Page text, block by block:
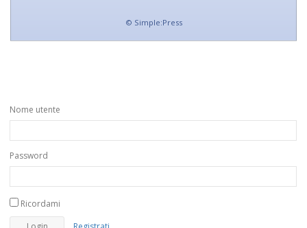
© Simple:Press
Nome utente
Password
Ricordami